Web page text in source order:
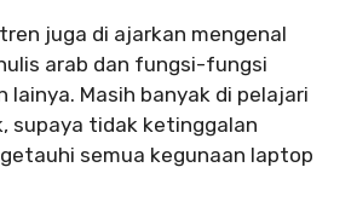
juga di ajarkan mengenal
arab dan fungsi-fungsi
lainya. Masih banyak di pelajari
supaya tidak ketinggalan
semua kegunaan laptop